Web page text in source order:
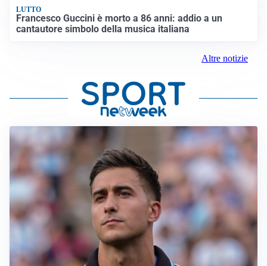
LUTTO
Francesco Guccini è morto a 86 anni: addio a un
cantautore simbolo della musica italiana
Altre notizie